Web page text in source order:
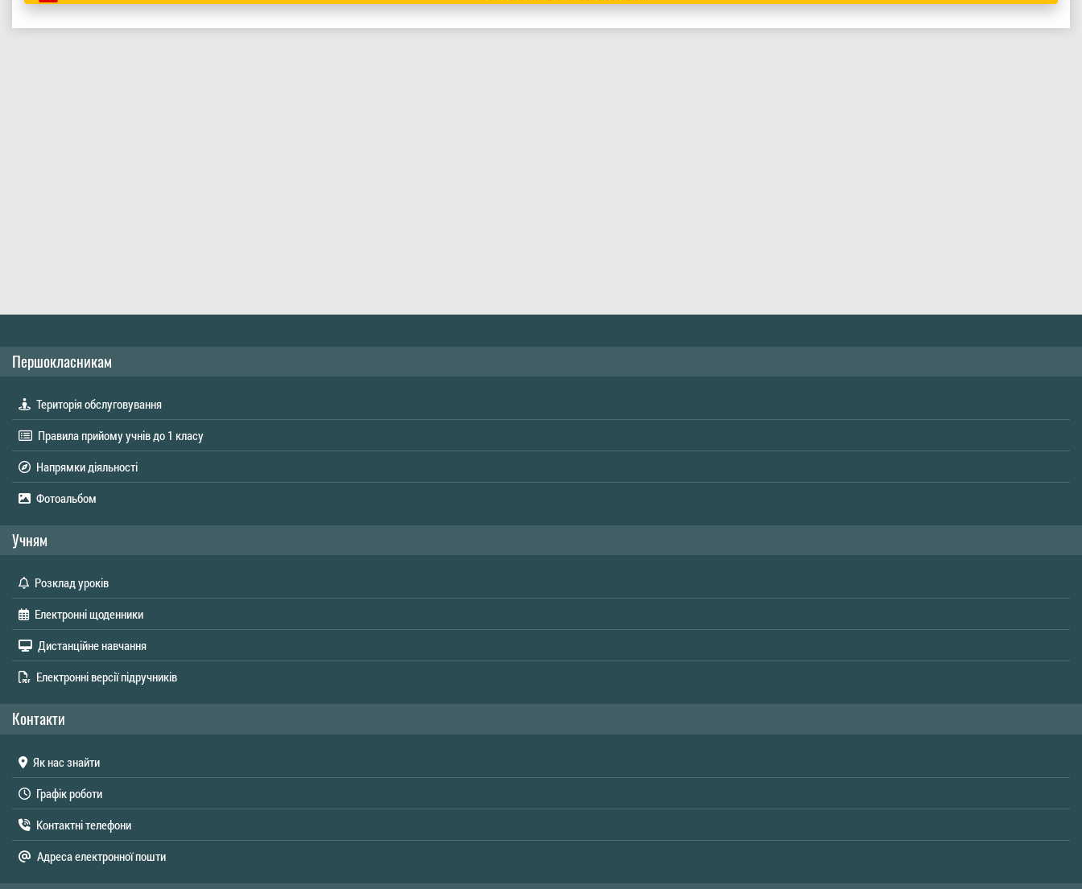
Першокласникам
Територія обслуговування
Правила прийому учнів до 1 класу
Напрямки діяльності
Фотоальбом
Учням
Розклад уроків
Електронні щоденники
Дистанційне навчання
Електронні версії підручників
Контакти
Як нас знайти
Графік роботи
Контактні телефони
Адреса електронної пошти